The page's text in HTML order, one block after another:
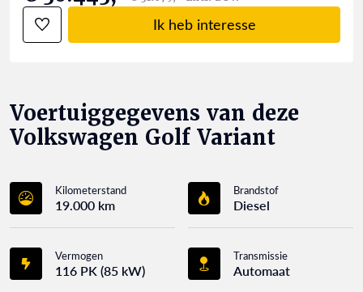
Ik heb interesse
Voertuiggegevens van deze
Volkswagen Golf Variant
Kilometerstand
19.000 km
Brandstof
Diesel
Vermogen
116 PK (85 kW)
Transmissie
Automaat